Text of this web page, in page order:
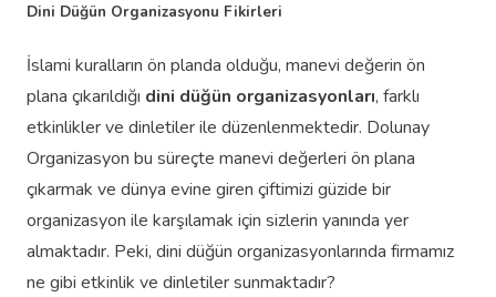
Dini Düğün Organizasyonu Fikirleri
İslami kuralların ön planda olduğu, manevi değerin ön
plana çıkarıldığı dini düğün organizasyonları, farklı
etkinlikler ve dinletiler ile düzenlenmektedir. Dolunay
Organizasyon bu süreçte manevi değerleri ön plana
çıkarmak ve dünya evine giren çiftimizi güzide bir
organizasyon ile karşılamak için sizlerin yanında yer
almaktadır. Peki, dini düğün organizasyonlarında firmamız
ne gibi etkinlik ve dinletiler sunmaktadır?